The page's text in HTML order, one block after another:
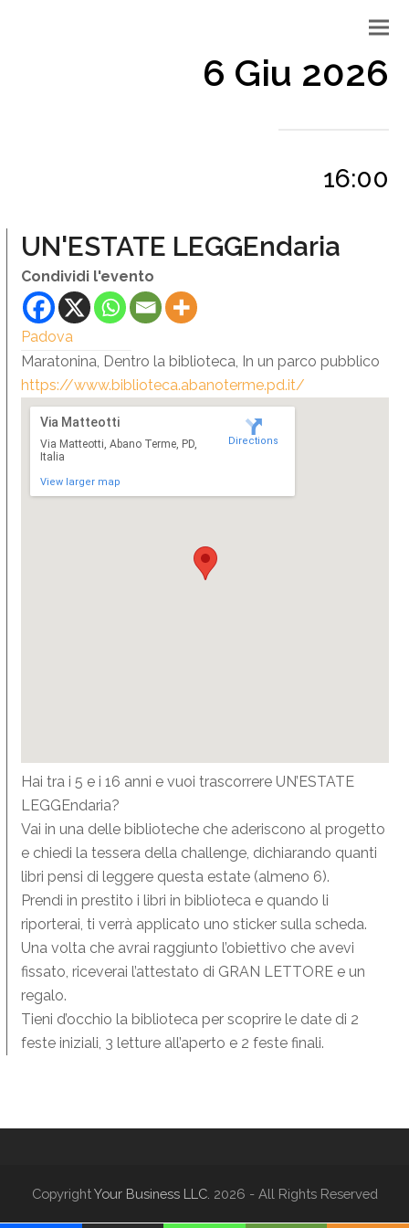
6 Giu 2026
16:00
UN'ESTATE LEGGEndaria
Condividi l'evento
Padova
Maratonina, Dentro la biblioteca, In un parco pubblico
https://www.biblioteca.abanoterme.pd.it/
Via Matteotti
Via Matteotti, Abano Terme, PD,
Italia
View larger map
Directions
Hai tra i 5 e i 16 anni e vuoi trascorrere UN’ESTATE
LEGGEndaria?
Vai in una delle biblioteche che aderiscono al progetto
e chiedi la tessera della challenge, dichiarando quanti
libri pensi di leggere questa estate (almeno 6).
Prendi in prestito i libri in biblioteca e quando li
riporterai, ti verrà applicato uno sticker sulla scheda.
Una volta che avrai raggiunto l’obiettivo che avevi
fissato, riceverai l’attestato di GRAN LETTORE e un
regalo.
Tieni d’occhio la biblioteca per scoprire le date di 2
feste iniziali, 3 letture all’aperto e 2 feste finali.
CopyrightYour Business LLC. 2026 - All Rights Reserved